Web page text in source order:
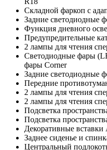
Складной фаркоп с
Задние светодиодные
Функция дневного
Предупредительные
2 лампы для чтения
Светодиодные фары
фары Corner
Задние светодиодные
Передние
2 лампы для чтения
2 лампы для чтения
Подсветка
Подсветка
Декоративные вставки
Заднее сиденье и
Центральный